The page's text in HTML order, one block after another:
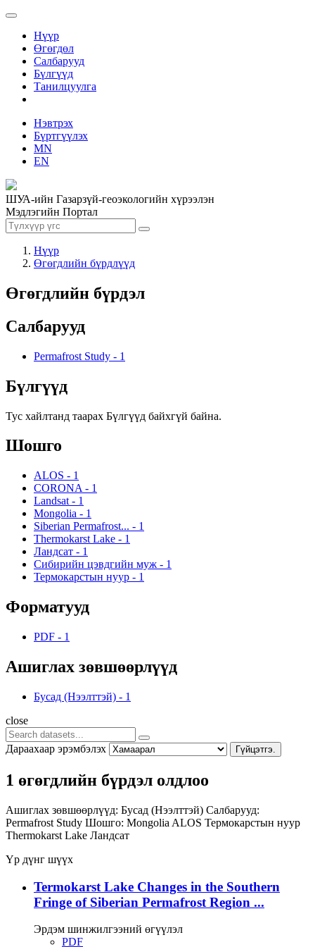
Нүүр
Өгөгдөл
Салбарууд
Бүлгүүд
Танилцуулга
Нэвтрэх
Бүртгүүлэх
MN
EN
ШУА-ийн Газарзүй-геоэкологийн хүрээлэн
Мэдлэгийн Портал
Нүүр
Өгөгдлийн бүрдлүүд
Өгөгдлийн бүрдэл
Салбарууд
Permafrost Study - 1
Бүлгүүд
Тус хайлтанд таарах Бүлгүүд байхгүй байна.
Шошго
ALOS - 1
CORONA - 1
Landsat - 1
Mongolia - 1
Siberian Permafrost... - 1
Thermokarst Lake - 1
Ландсат - 1
Сибирийн цэвдгийн муж - 1
Термокарстын нуур - 1
Форматууд
PDF - 1
Ашиглах зөвшөөрлүүд
Бусад (Нээлттэй) - 1
close
Дараахаар эрэмбэлэх Гүйцэтгэ.
1 өгөгдлийн бүрдэл олдлоо
Ашиглах зөвшөөрлүүд: Бусад (Нээлттэй) Салбарууд:
Permafrost Study Шошго: Mongolia ALOS Термокарстын нуур
Thermokarst Lake Ландсат
Үр дүнг шүүх
Termokarst Lake Changes in the Southern
Fringe of Siberian Permafrost Region ...
Эрдэм шинжилгээний өгүүлэл
PDF